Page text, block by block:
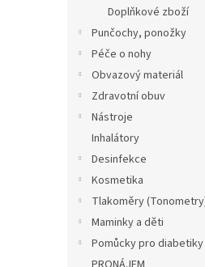
Doplňkové zboží
Punčochy, ponožky
Péče o nohy
Obvazový materiál
Zdravotní obuv
Nástroje
Inhalátory
Desinfekce
Kosmetika
Tlakoměry
Maminky a děti
Pomůcky pro diabetiky